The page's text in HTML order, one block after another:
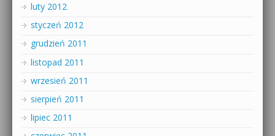
luty 2012
styczeń 2012
grudzień 2011
listopad 2011
wrzesień 2011
sierpień 2011
lipiec 2011